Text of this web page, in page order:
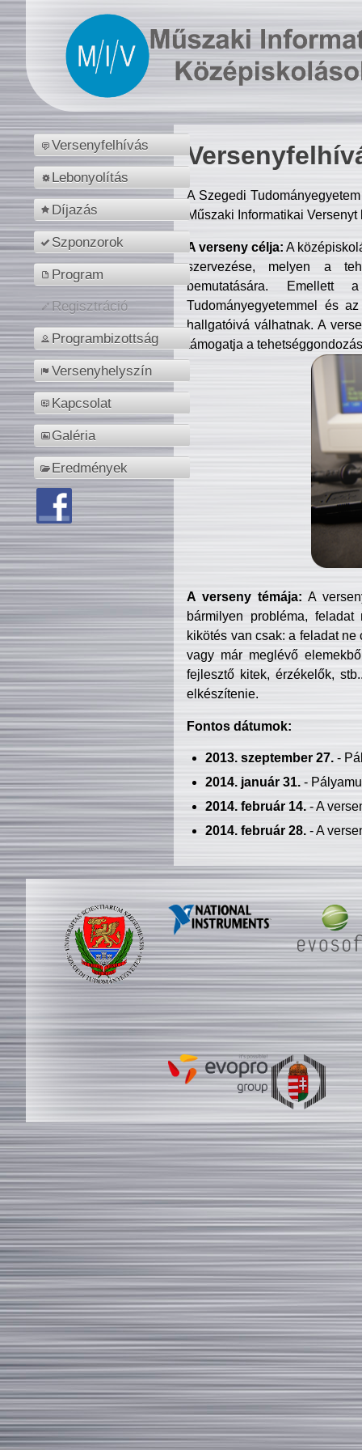
Versenyfelhívás
Lebonyolítás
Díjazás
Szponzorok
Program
Regisztráció
Programbizottság
Versenyhelyszín
Kapcsolat
Galéria
Eredmények
A Szegedi
Műszaki Informatikai
A verseny célja: A
szervezése, melyen a
bemutatására. Emellett
Tudományegyetemmel és
hallgatóivá válhatnak. A
támogatja a
A verseny témája: A
bármilyen probléma, feladat
kikötés van csak: a feladat
vagy már meglévő
fejlesztő kitek, érzékelők,
elkészítenie.
Fontos dátumok:
2013. szeptember 27.-
2014. január 31.-
2014. február 14.- A
2014. február 28.- A